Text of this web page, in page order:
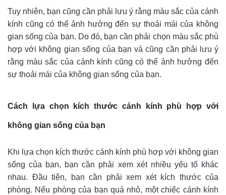
Tuy nhiên, bạn cũng cần phải lưu ý rằng màu sắc của cánh
kính cũng có thể ảnh hưởng đến sự thoải mái của không
gian sống của bạn. Do đó, bạn cần phải chọn màu sắc phù
hợp với không gian sống của bạn và cũng cần phải lưu ý
rằng màu sắc của cánh kính cũng có thể ảnh hưởng đến
sự thoải mái của không gian sống của bạn.
Cách lựa chọn kích thước cánh kính phù hợp với
không gian sống của bạn
Khi lựa chọn kích thước cánh kính phù hợp với không gian
sống của bạn, bạn cần phải xem xét nhiều yếu tố khác
nhau. Đầu tiên, bạn cần phải xem xét kích thước của
phòng. Nếu phòng của bạn quá nhỏ, một chiếc cánh kính